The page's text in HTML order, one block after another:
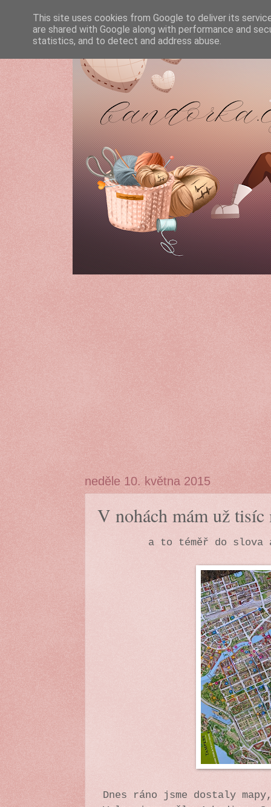
neděle 10. května 2015
V nohách mám už
a to téměř do slova
Dnes ráno jsme dostaly
This site uses cookies from Google to deliver its
are shared with Google along with performance and
statistics, and to detect and address abuse.